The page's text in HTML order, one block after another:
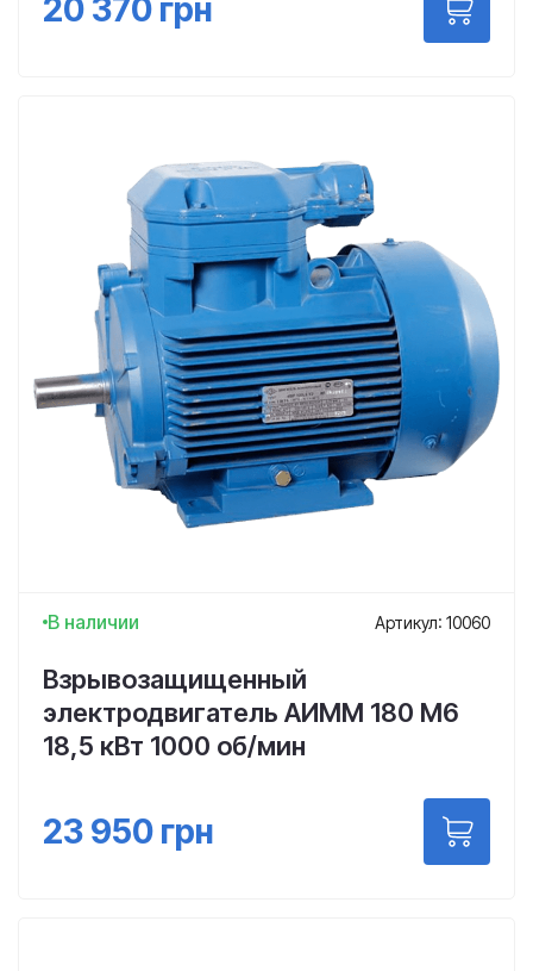
20 370 грн
В наличии Артикул: 10060
Взрывозащищенный
электродвигатель АИММ 180 М6
18,5 кВт 1000 об/мин
23 950 грн